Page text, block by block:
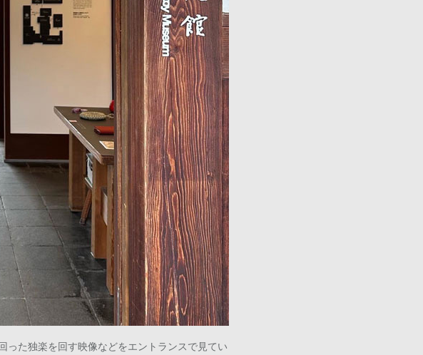
た独楽を回す映像などをエントランスで見てい